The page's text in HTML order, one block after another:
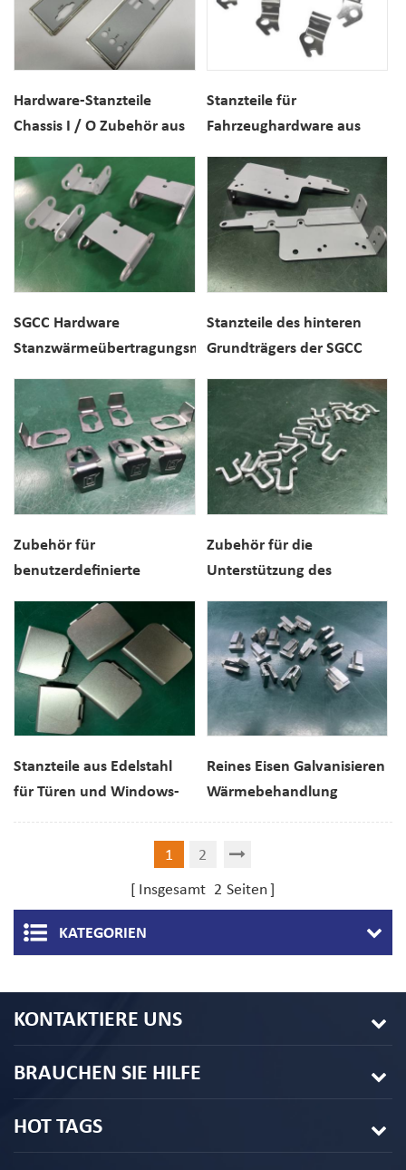
Hardware-Stanzteile
Chassis I / O Zubehör aus
Stanzteile für
Fahrzeughardware aus
SGCC Hardware
Stanzwärmeübertragungsmaschine
Stanzteile des hinteren
Grundträgers der SGCC
Zubehör für
benutzerdefinierte
Edelstahl
Zubehör für die
Unterstützung des
Stanzen von
Kupfermetallen
Stanzteile aus Edelstahl
für Türen und Windows-
Reines Eisen Galvanisieren
Wärmebehandlung
1
2
Insgesamt 2 Seiten
KATEGORIEN
KONTAKTIERE UNS
BRAUCHEN SIE HILFE
HOT TAGS